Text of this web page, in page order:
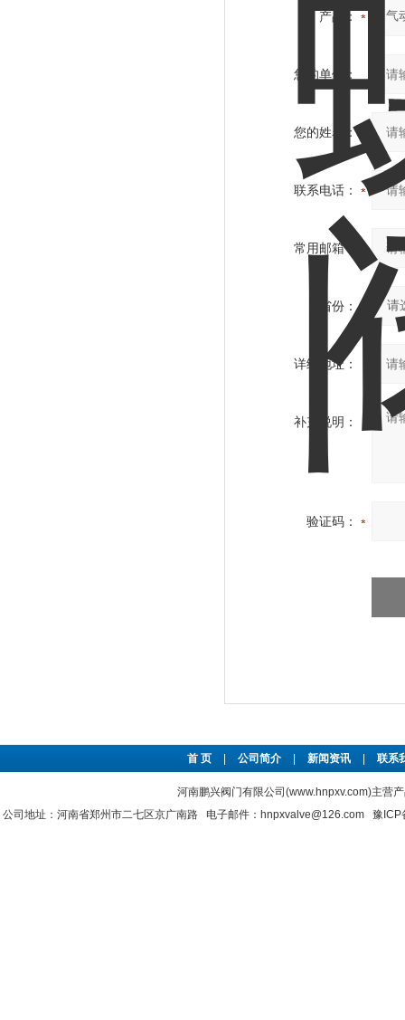
产品：
您的单位：
您的姓名：
联系电话：
常用邮箱：
省份：
详细地址：
补充说明：
验证码：
首 页 公司简介 新闻资讯 联系
河南鹏兴阀门有限公司(www.hnpxv.com)主营
公司地址：河南省郑州市二七区京广南路 电子邮件：hnpxvalve@126.com 豫ICP